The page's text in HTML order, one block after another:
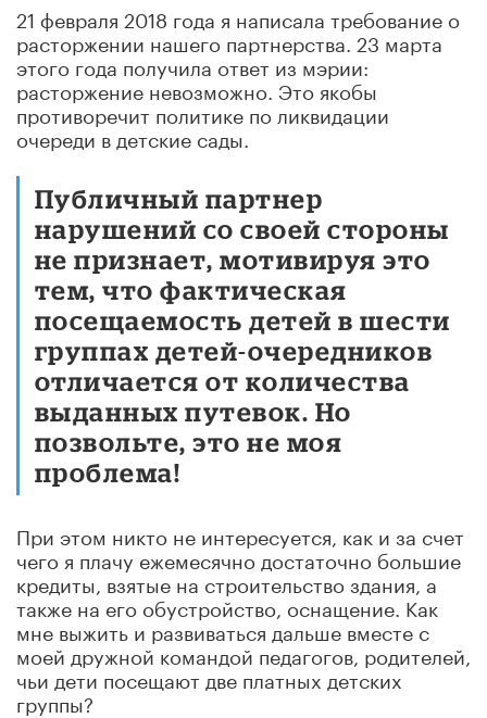
21 февраля 2018 года я написала требование о
расторжении нашего партнерства. 23 марта
этого года получила ответ из мэрии:
расторжение невозможно. Это якобы
противоречит политике по ликвидации
очереди в детские сады.
Публичный партнер
нарушений со своей стороны
не признает, мотивируя это
тем, что фактическая
посещаемость детей в шести
группах детей-очередников
отличается от количества
выданных путевок. Но
позвольте, это не моя
проблема!
При этом никто не интересуется, как и за счет
чего я плачу ежемесячно достаточно большие
кредиты, взятые на строительство здания, а
также на его обустройство, оснащение. Как
мне выжить и развиваться дальше вместе с
моей дружной командой педагогов, родителей,
чьи дети посещают две платных детских
группы?